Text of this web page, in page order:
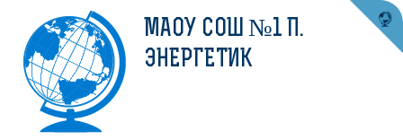
МАОУ СОШ №1 П.
ЭНЕРГЕТИК